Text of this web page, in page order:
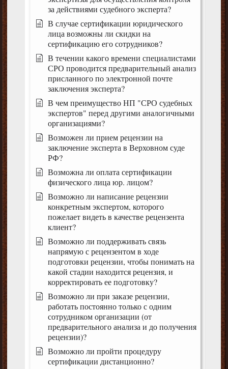
за действиями судебного эксперта?
В случае сертификации юридического
лица возможны ли скидки на
сертификацию его сотрудников?
В течении какого времени специалистами
СРО проводится предварительный анализ
присланного по электронной почте
заключения эксперта?
В чем преимущество НП "СРО судебных
экспертов" перед другими аналогичными
организациями?
Возможен ли прием рецензии на
заключение эксперта в Верховном суде
РФ?
Возможна ли оплата сертификации
физического лица юр. лицом?
Возможно ли написание рецензии
конкретным экспертом, которого
пожелает видеть в качестве рецензента
клиент?
Возможно ли поддерживать связь
напрямую с рецензентом в ходе
подготовки рецензии, чтобы понимать на
какой стадии находится рецензия, и
корректировать ее подготовку?
Возможно ли при заказе рецензии,
работать постоянно только с одним
сотрудником организации (от
предварительного анализа и до получения
рецензии)?
Возможно ли пройти процедуру
сертификации дистанционно?